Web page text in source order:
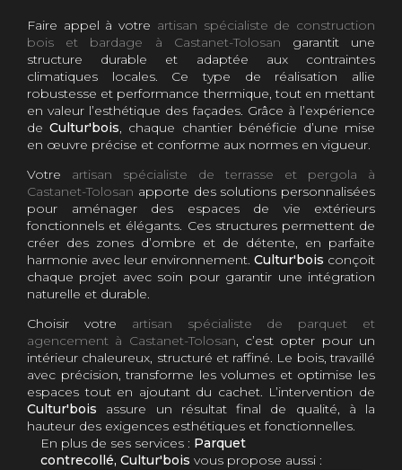
Faire appel à votre artisan spécialiste de construction
bois et bardage à Castanet-Tolosan garantit une
structure durable et adaptée aux contraintes
climatiques locales. Ce type de réalisation allie
robustesse et performance thermique, tout en mettant
en valeur l’esthétique des façades. Grâce à l’expérience
deCultur'bois, chaque chantier bénéficie d’une mise
en œuvre précise et conforme aux normes en vigueur.
Votre artisan spécialiste de terrasse et pergola à
Castanet-Tolosan apporte des solutions personnalisées
pour aménager des espaces de vie extérieurs
fonctionnels et élégants. Ces structures permettent de
créer des zones d’ombre et de détente, en parfaite
harmonie avec leur environnement. Cultur'bois conçoit
chaque projet avec soin pour garantir une intégration
naturelle et durable.
Choisir votre artisan spécialiste de parquet et
agencement à Castanet-Tolosan, c’est opter pour un
intérieur chaleureux, structuré et raffiné. Le bois, travaillé
avec précision, transforme les volumes et optimise les
espaces tout en ajoutant du cachet. L’intervention de
Cultur'bois assure un résultat final de qualité, à la
hauteur des exigences esthétiques et fonctionnelles.
En plus de ses services : Parquet
contrecollé, Cultur'bois vous propose aussi :